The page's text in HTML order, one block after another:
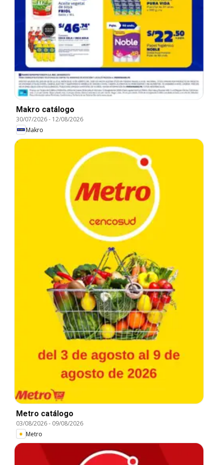
Makro catálogo
30/07/2026- 12/08/2026
Makro
Metro catálogo
03/08/2026- 09/08/2026
Metro